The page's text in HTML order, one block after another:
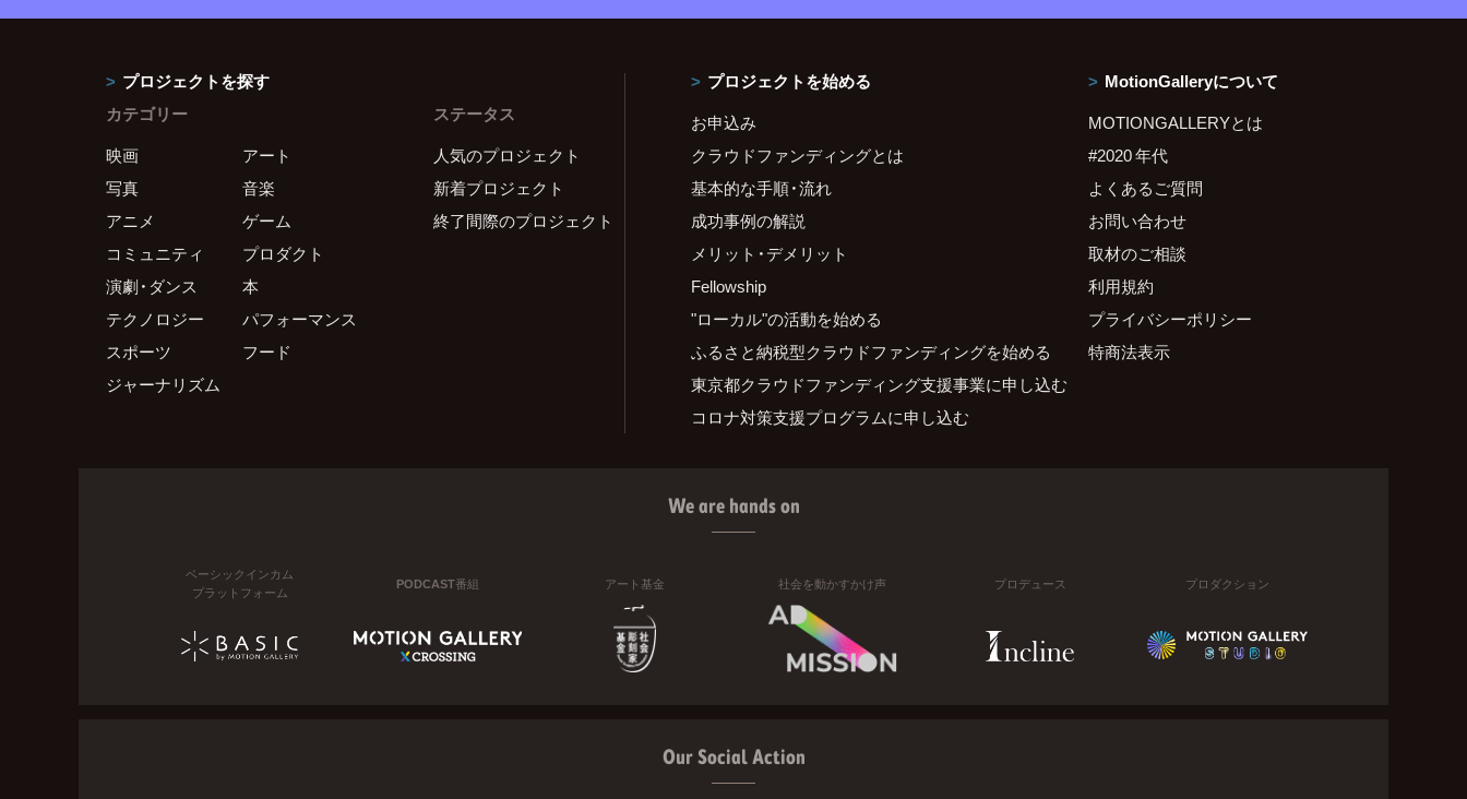
プロジェクトを探す
カテゴリー
映画
アート
写真
音楽
アニメ
ゲーム
コミュニティ
プロダクト
演劇・ダンス
本
テクノロジー
パフォーマンス
スポーツ
フード
ジャーナリズム
ステータス
人気のプロジェクト
新着プロジェクト
終了間際のプロジェクト
プロジェクトを始める
お申込み
クラウドファンディングとは
基本的な手順・流れ
成功事例の解説
メリット・デメリット
Fellowship
"ローカル"の活動を始める
ふるさと納税型クラウドファンディングを始める
東京都クラウドファンディング支援事業に申し込む
コロナ対策支援プログラムに申し込む
MotionGalleryについて
MOTIONGALLERYとは
#2020 年代
よくあるご質問
お問い合わせ
取材のご相談
利用規約
プライバシーポリシー
特商法表示
We are hands on
ベーシックインカム
プラットフォーム
PODCAST番組 アート基金 社会を動かすかけ声 プロデュース プロダクション
Our Social Action